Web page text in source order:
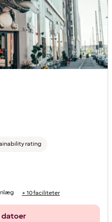
rating
+ 10 faciliteter